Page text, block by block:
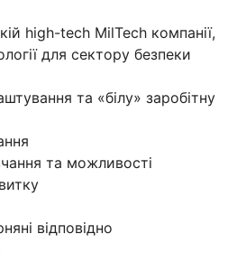
high-tech MilTech компанії,
для сектору безпеки
та «білу» заробітну
та можливості
відповідно